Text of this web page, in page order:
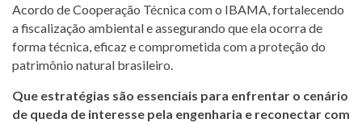
Acordo de Cooperação Técnica com o IBAMA, fortalecendo
a fiscalização ambiental e assegurando que ela ocorra de
forma técnica, eficaz e comprometida com a proteção do
patrimônio natural brasileiro.
Que estratégias são essenciais para enfrentar o cenário
de queda de interesse pela engenharia e reconectar com